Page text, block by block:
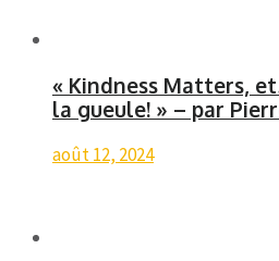
« Kindness Matters,
la gueule! » – par
août 12, 2024